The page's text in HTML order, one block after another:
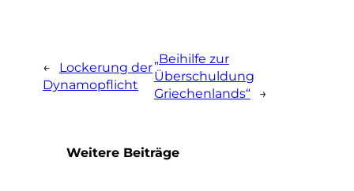
←
Lockerung der
Dynamopflicht
„Beihilfe zur
Überschuldung
Griechenlands“
→
Weitere Beiträge